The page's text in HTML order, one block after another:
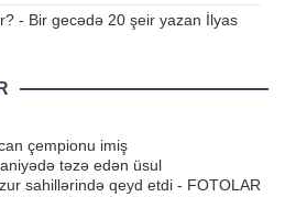
- Bir gecədə 20 şeir yazan İlyas
çempionu imiş
təzə edən üsul
sahillərində qeyd etdi - FOTOLAR